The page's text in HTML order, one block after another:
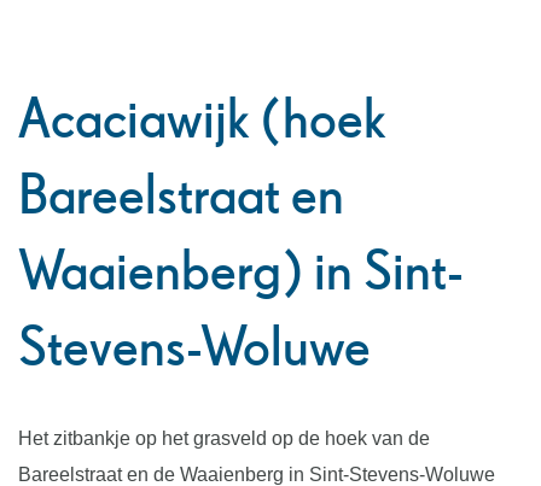
Acaciawijk (hoek
Bareelstraat en
Waaienberg) in Sint-
Stevens-Woluwe
Het zitbankje op het grasveld op de hoek van de
Bareelstraat en de Waaienberg in Sint-Stevens-Woluwe